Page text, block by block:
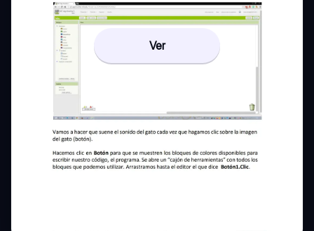
Ver